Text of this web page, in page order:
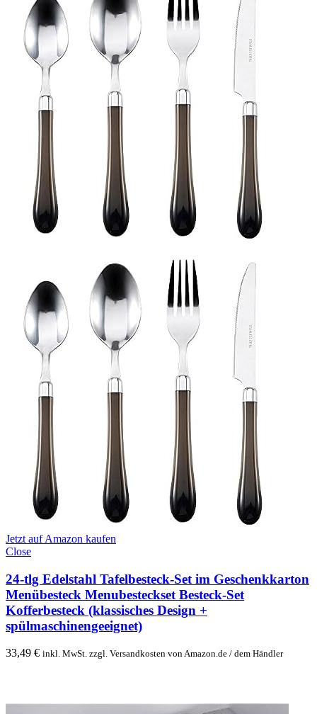
Jetzt auf Amazon kaufen
Close
24-tlg Edelstahl Tafelbesteck-Set im Geschenkkarton
Menübesteck Menubesteckset Besteck-Set
Kofferbesteck (klassisches Design +
spülmaschinengeeignet)
33,49 € inkl. MwSt. zzgl. Versandkosten von Amazon.de / dem Händler